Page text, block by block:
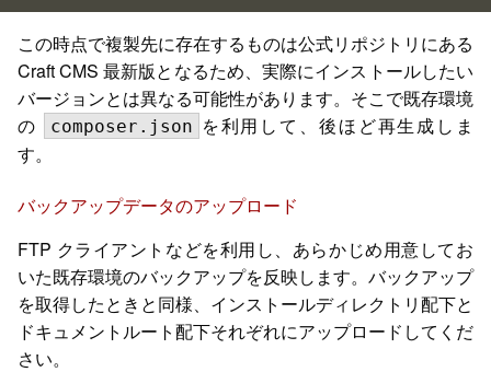
この時点で複製先に存在するものは公式リポジトリにある
Craft CMS 最新版となるため、実際にインストールしたい
バージョンとは異なる可能性があります。そこで既存環境
の
composer.json を利用して、後ほど再生成しま
す。
バックアップデータのアップロード
FTP クライアントなどを利用し、あらかじめ用意してお
いた既存環境のバックアップを反映します。バックアップ
を取得したときと同様、インストールディレクトリ配下と
ドキュメントルート配下それぞれにアップロードしてくだ
さい。